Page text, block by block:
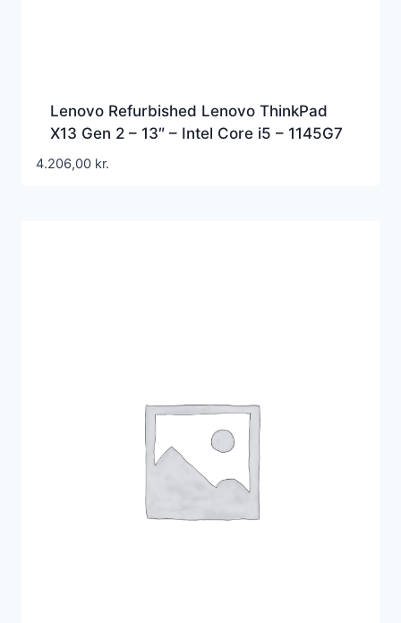
Lenovo Refurbished Lenovo ThinkPad
X13 Gen 2 – 13″ – Intel Core i5 – 1145G7
– 16 GB RAM – 256 GB SSD – Nordic –
4.206,00 kr.